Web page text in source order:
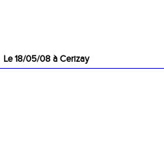
Le 18/05/08 à Cerizay